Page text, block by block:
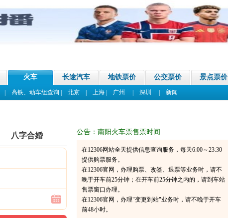
火车 长途汽车 地铁票价 公交票价 景点票价
高铁、动车组查询 北京| 上海| 广州 深圳
新闻
八字合婚 公告：南阳火车票售票时间
在12306网站全天提供信息查询服务，每天6:00～23:30
提供购票服务。
在12306官网，办理购票、改签、退票等业务时，请不
晚于开车前25分钟；在开车前25分钟之内的，请到车站
售票窗口办理。
在12306官网，办理"变更到站"业务时，请不晚于开车
前48小时。